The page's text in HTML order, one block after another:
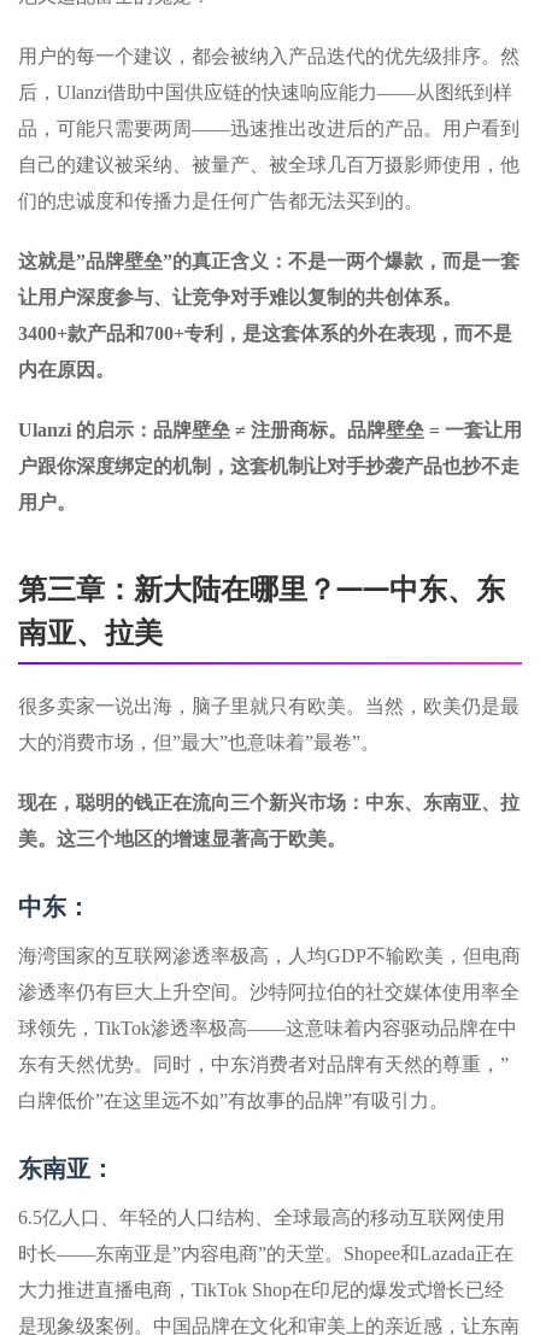
用户的每一个建议，都会被纳入产品迭代的优先级排序。然
后，Ulanzi借助中国供应链的快速响应能力——从图纸到样
品，可能只需要两周——迅速推出改进后的产品。用户看到
自己的建议被采纳、被量产、被全球几百万摄影师使用，他
们的忠诚度和传播力是任何广告都无法买到的。
这就是”品牌壁垒”的真正含义：不是一两个爆款，而是一套
让用户深度参与、让竞争对手难以复制的共创体系。
3400+款产品和700+专利，是这套体系的外在表现，而不是
内在原因。
Ulanzi 的启示：品牌壁垒 ≠ 注册商标。品牌壁垒 = 一套让用
户跟你深度绑定的机制，这套机制让对手抄袭产品也抄不走
用户。
第三章：新大陆在哪里？——中东、东
南亚、拉美
很多卖家一说出海，脑子里就只有欧美。当然，欧美仍是最
大的消费市场，但”最大”也意味着”最卷”。
现在，聪明的钱正在流向三个新兴市场：中东、东南亚、拉
美。这三个地区的增速显著高于欧美。
中东：
海湾国家的互联网渗透率极高，人均GDP不输欧美，但电商
渗透率仍有巨大上升空间。沙特阿拉伯的社交媒体使用率全
球领先，TikTok渗透率极高——这意味着内容驱动品牌在中
东有天然优势。同时，中东消费者对品牌有天然的尊重，”
白牌低价”在这里远不如”有故事的品牌”有吸引力。
东南亚：
6.5亿人口、年轻的人口结构、全球最高的移动互联网使用
时长——东南亚是”内容电商”的天堂。Shopee和Lazada正在
大力推进直播电商，TikTok Shop在印尼的爆发式增长已经
是现象级案例。中国品牌在文化和审美上的亲近感，让东南